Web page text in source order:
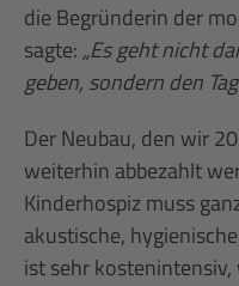
die Begründerin der
sagte:„Es geht nicht
geben, sondern den
Der Neubau, den wir
weiterhin abbezahlt
Kinderhospiz muss
akustische,
ist sehr